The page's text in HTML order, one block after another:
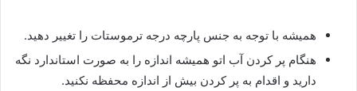
همیشه با توجه به جنس پارچه درجه ترموستات را تغییر دهید.
هنگام پر کردن آب اتو همیشه اندازه را به صورت استاندارد نگه
دارید و اقدام به پر کردن بیش از اندازه محفظه نکنید.